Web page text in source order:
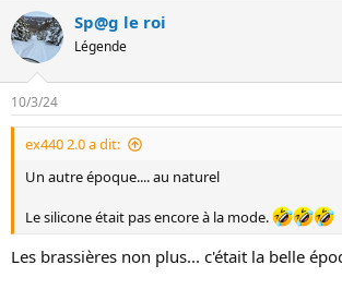
r
é
a
i
o
n
Sp@g le roi
Légende
10/3/24
ex440 2.0 a dit:
Un autre époque.... au naturel
Le silicone était pas encore à la mode.
Les brassières non plus... c'était la belle